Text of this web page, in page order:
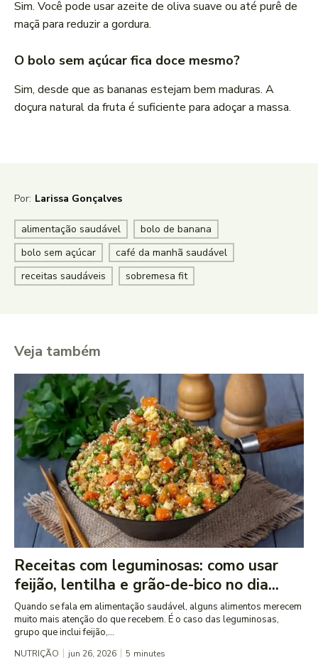
Sim. Você pode usar azeite de oliva suave ou até purê de
maçã para reduzir a gordura.
O bolo sem açúcar fica doce mesmo?
Sim, desde que as bananas estejam bem maduras. A
doçura natural da fruta é suficiente para adoçar a massa.
Por: Larissa Gonçalves
alimentação saudável
bolo de banana
bolo sem açúcar
café da manhã saudável
receitas saudáveis
sobremesa fit
Veja também
Receitas com leguminosas: como usar
feijão, lentilha e grão-de-bico no dia...
Quando se fala em alimentação saudável, alguns alimentos merecem
muito mais atenção do que recebem. É o caso das leguminosas,
grupo que inclui feijão,...
NUTRIÇÃO jun 26, 2026 5 minutes